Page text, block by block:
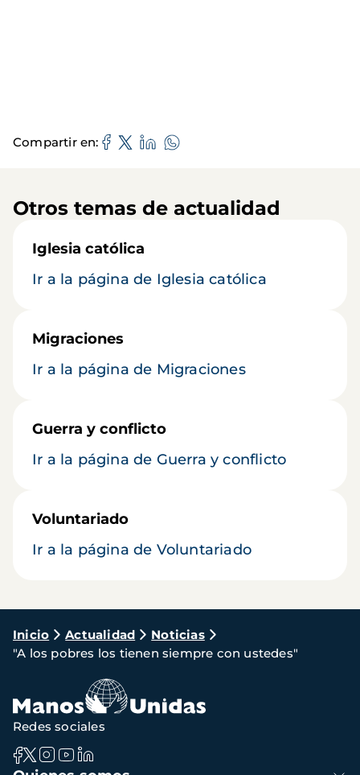
Compartir en
Otros temas de actualidad
Iglesia católica
Ir a la página de Iglesia católica
Migraciones
Ir a la página de Migraciones
Guerra y conflicto
Ir a la página de Guerra y conflicto
Voluntariado
Ir a la página de Voluntariado
Ruta
de
navegación
Inicio Actualidad
Noticias
"A los pobres los tienen siempre con ustedes"
Navegación
Redes sociales